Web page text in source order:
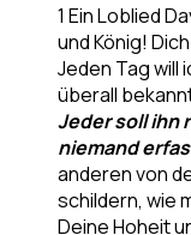
1 Ein Loblied
und König!
Jeden Tag will
überall
Jeder soll ihn
niemand
anderen von
schildern, wie
Deine Hoheit